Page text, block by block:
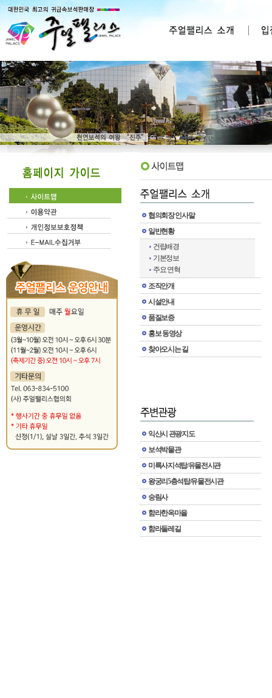
협의회장 인사말
일반현황
건립배경
기본정보
주요 연혁
조직안개
시설안내
품질보증
홍보 동영상
찾아오시는 길
익산시 관광지도
보석박물관
미륵사지석탑/유물전시관
왕궁리5층석탑/유물전시관
숭림사
함라한옥마을
함라둘레길